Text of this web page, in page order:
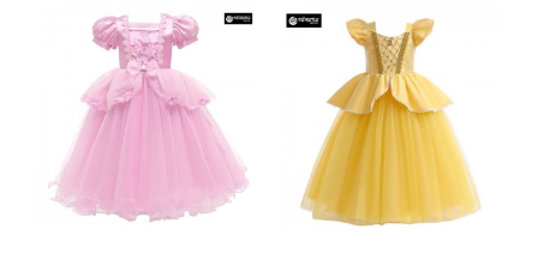
DANZA
BAMBINA
BAMBINO
DONNA